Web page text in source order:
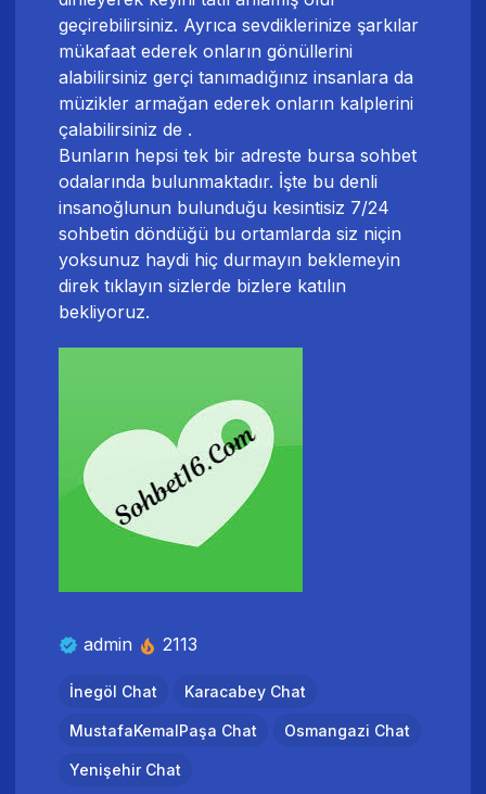
geçirebilirsiniz. Ayrıca sevdiklerinize şarkılar
mükafaat ederek onların gönüllerini
alabilirsiniz gerçi tanımadığınız insanlara da
müzikler armağan ederek onların kalplerini
çalabilirsiniz de .
Bunların hepsi tek bir adreste bursa sohbet
odalarında bulunmaktadır. İşte bu denli
insanoğlunun bulunduğu kesintisiz 7/24
sohbetin döndüğü bu ortamlarda siz niçin
yoksunuz haydi hiç durmayın beklemeyin
direk tıklayın sizlerde bizlere katılın
bekliyoruz.
admin 2113
İnegöl Chat Karacabey Chat
MustafaKemalPaşa Chat Osmangazi Chat
Yenişehir Chat